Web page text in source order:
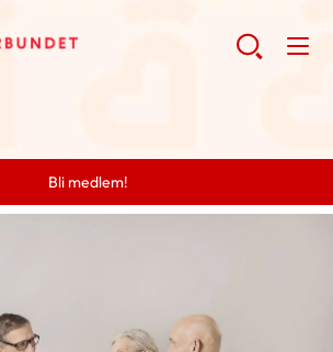
Bli medlem!